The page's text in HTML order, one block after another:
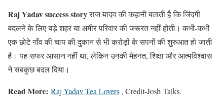
Raj Yadav success storyराज यादव की कहानी बताती है कि जिंदगी
बदलने के लिए बड़े शहर या अमीर परिवार की जरूरत नहीं होती। कभी-कभी
एक छोटे गाँव की चाय की दुकान से भी करोड़ों के सपनों की शुरुआत हो जाती
है। यह सफर आसान नहीं था, लेकिन उनकी मेहनत, शिक्षा और आत्मविश्वास
ने सबकुछ बदल दिया।
Read More: Raj Yadav Tea Lovers , Credit-Josh Talks.